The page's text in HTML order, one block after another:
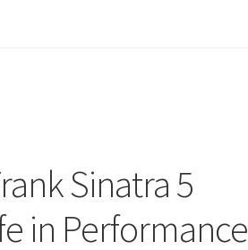
Sinatra 5
in Performance